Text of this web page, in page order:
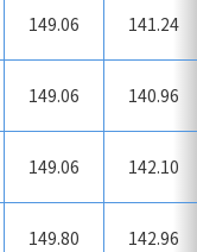
149.06 141.24
149.06 140.96
149.06 142.10
149.80 142.96